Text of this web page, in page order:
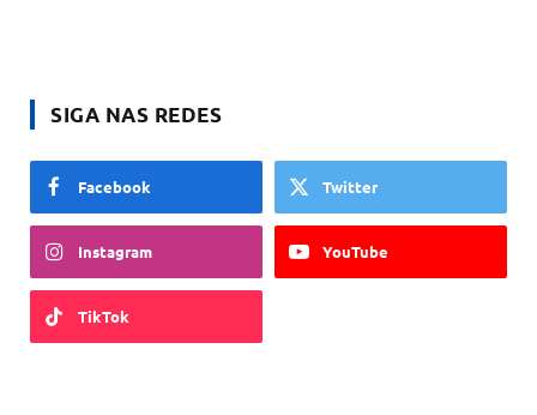
SIGA NAS REDES
Facebook Twitter
Instagram YouTube
TikTok